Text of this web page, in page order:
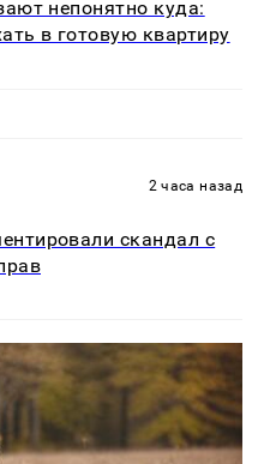
непонятно куда:
в готовую квартиру
2 часа назад
скандал с